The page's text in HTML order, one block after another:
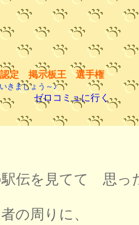
認定 掲示板王 選手権
きましょう～♪
ゼロコミュに行く
駅伝を見てて 思っ
の周りに、